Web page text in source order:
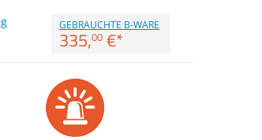
GEBRAUCHTE B-WARE
335,00 €*